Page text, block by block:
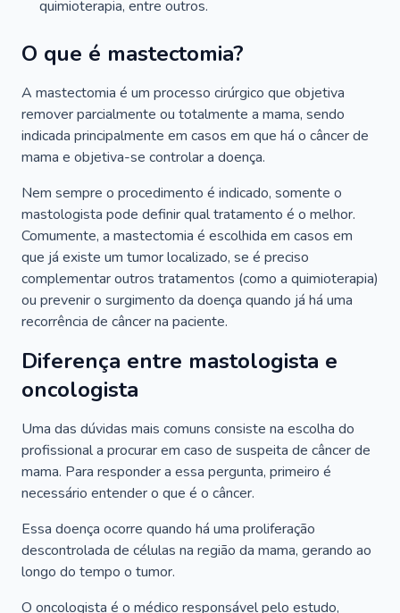
quimioterapia, entre outros.
O que é mastectomia?
A mastectomia é um processo cirúrgico que objetiva
remover parcialmente ou totalmente a mama, sendo
indicada principalmente em casos em que há o câncer de
mama e objetiva-se controlar a doença.
Nem sempre o procedimento é indicado, somente o
mastologista pode definir qual tratamento é o melhor.
Comumente, a mastectomia é escolhida em casos em
que já existe um tumor localizado, se é preciso
complementar outros tratamentos (como a quimioterapia)
ou prevenir o surgimento da doença quando já há uma
recorrência de câncer na paciente.
Diferença entre mastologista e
oncologista
Uma das dúvidas mais comuns consiste na escolha do
profissional a procurar em caso de suspeita de câncer de
mama. Para responder a essa pergunta, primeiro é
necessário entender o que é o câncer.
Essa doença ocorre quando há uma proliferação
descontrolada de células na região da mama, gerando ao
longo do tempo o tumor.
O oncologista é o médico responsável pelo estudo,